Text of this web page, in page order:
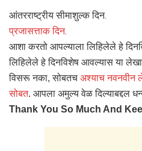
आंतरराष्ट्रीय सीमाशुल्क दिन.
प्रजासत्ताक दिन.
आशा करतो आपल्याला लिहिलेले हे
लिहिलेले हे दिनविशेष आवल्यास या
विसरू नका, सोबतच अश्याच नवनवीन
सोबत. आपला अमुल्य वेळ दिल्याबद्दल
Thank You So Much And